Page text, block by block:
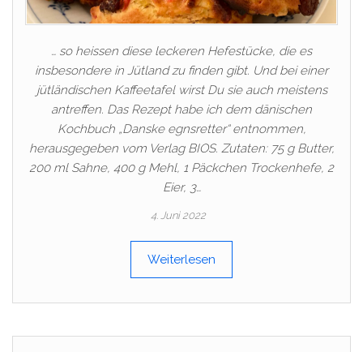
… so heissen diese leckeren Hefestücke, die es
insbesondere in Jütland zu finden gibt. Und bei einer
jütländischen Kaffeetafel wirst Du sie auch meistens
antreffen. Das Rezept habe ich dem dänischen
Kochbuch „Danske egnsretter“ entnommen,
herausgegeben vom Verlag BIOS. Zutaten: 75 g Butter,
200 ml Sahne, 400 g Mehl, 1 Päckchen Trockenhefe, 2
Eier, 3…
4. Juni 2022
Weiterlesen